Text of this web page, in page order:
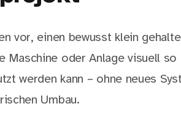
vor, einen bewusst klein
Maschine oder Anlage visuell
werden kann – ohne neues
Umbau.